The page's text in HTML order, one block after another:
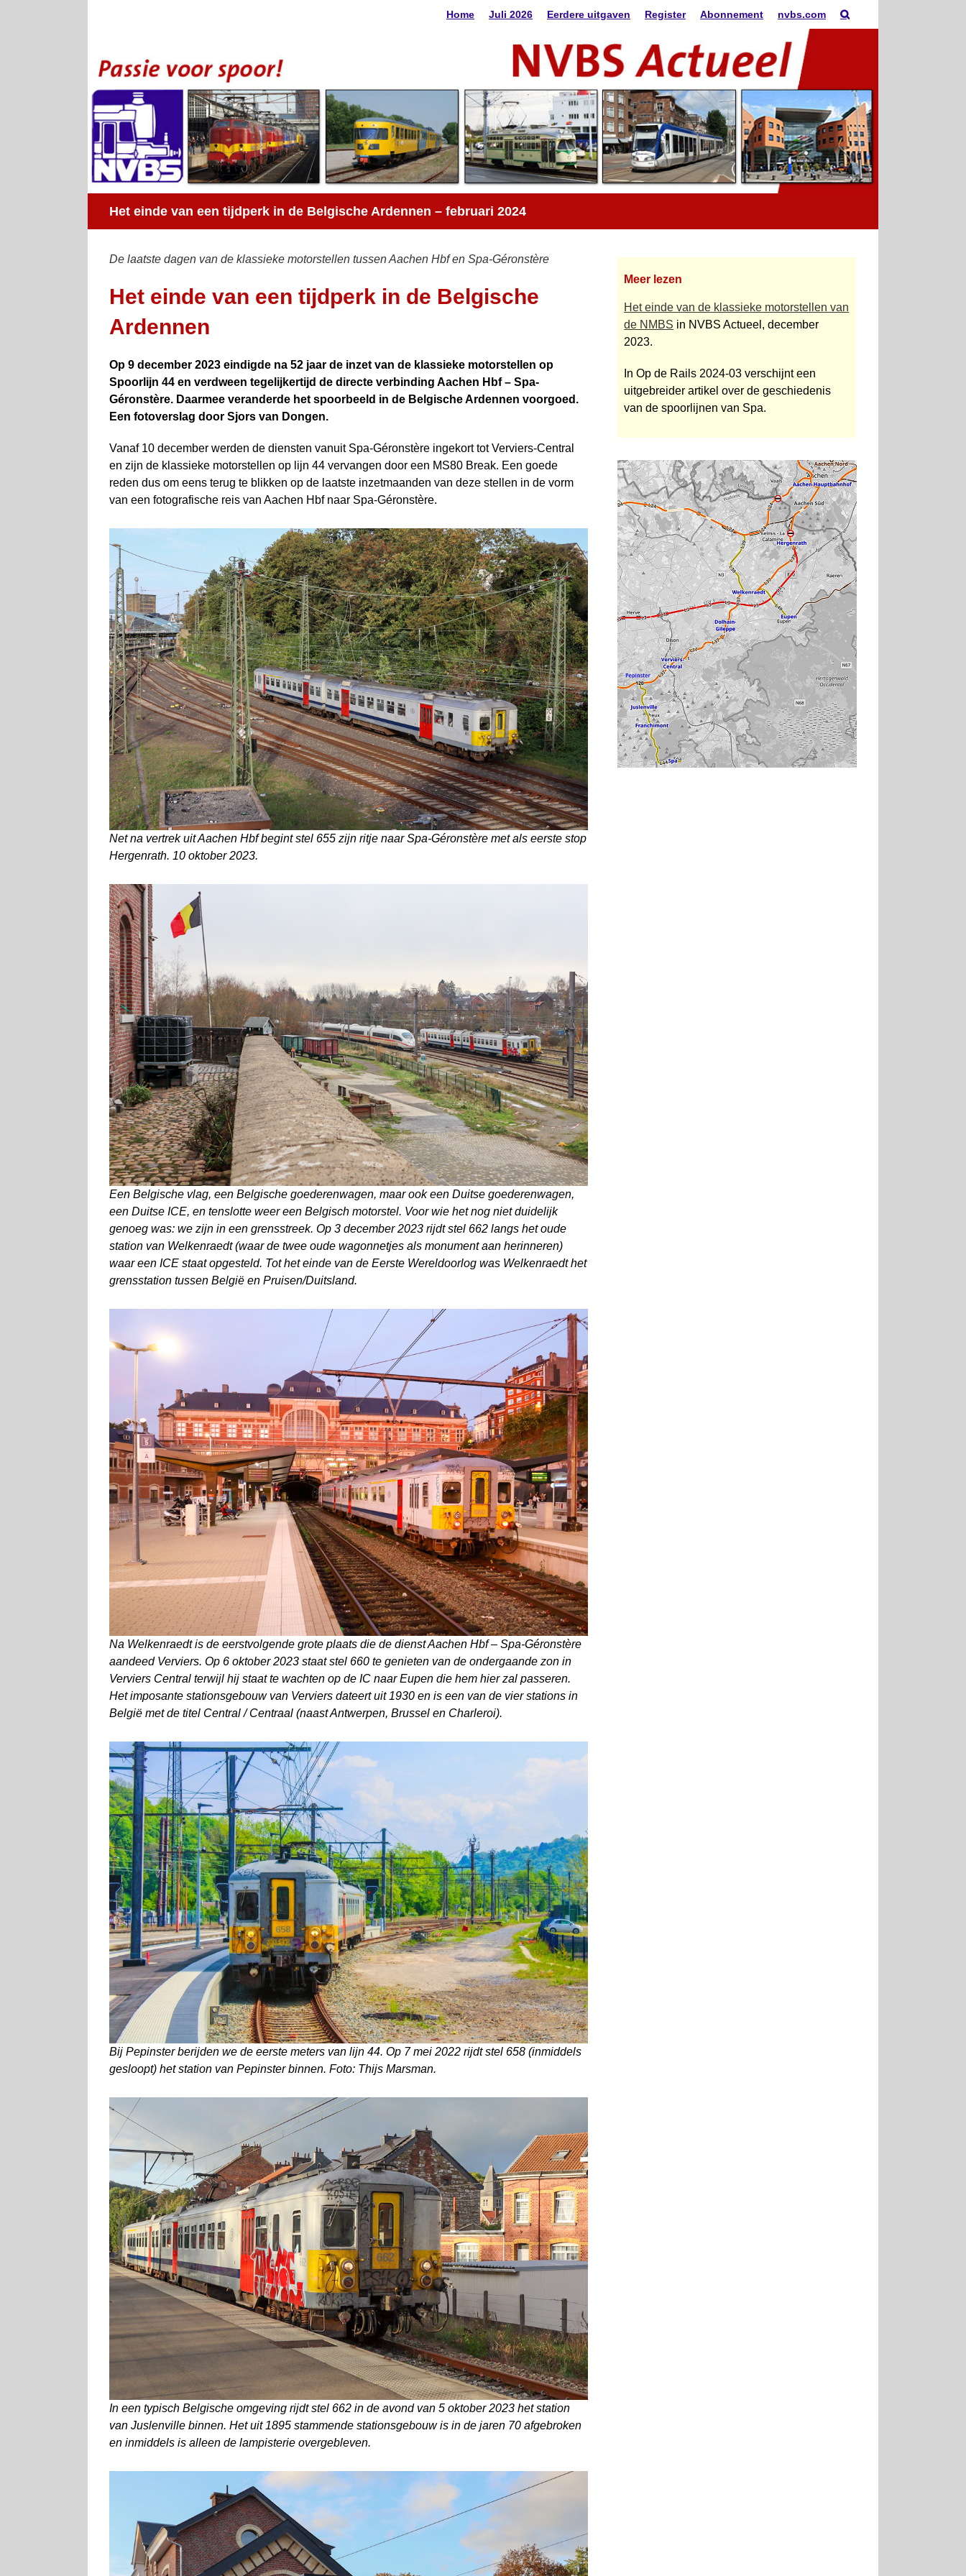
Home Juli 2026 Eerdere uitgaven Register Abonnement nvbs.com
Het einde van een tijdperk in de Belgische Ardennen – februari 2024
De laatste dagen van de klassieke motorstellen tussen Aachen Hbf en Spa-Géronstère
Het einde van een tijdperk in de Belgische
Ardennen
Op 9 december 2023 eindigde na 52 jaar de inzet van de klassieke motorstellen op
Spoorlijn 44 en verdween tegelijkertijd de directe verbinding Aachen Hbf – Spa-
Géronstère. Daarmee veranderde het spoorbeeld in de Belgische Ardennen voorgoed.
Een fotoverslag door Sjors van Dongen.
Vanaf 10 december werden de diensten vanuit Spa-Géronstère ingekort tot Verviers-Central
en zijn de klassieke motorstellen op lijn 44 vervangen door een MS80 Break. Een goede
reden dus om eens terug te blikken op de laatste inzet­maanden van deze stellen in de vorm
van een fotografische reis van Aachen Hbf naar Spa-Géronstère.
Net na vertrek uit Aachen Hbf begint stel 655 zijn ritje naar Spa-Géronstère met als eerste stop
Hergenrath. 10 oktober 2023.
Een Belgische vlag, een Belgische goederenwagen, maar ook een Duitse goederenwagen,
een Duitse ICE, en tenslotte weer een Belgisch motorstel. Voor wie het nog niet duidelijk
genoeg was: we zijn in een grensstreek. Op 3 december 2023 rijdt stel 662 langs het oude
station van Welkenraedt (waar de twee oude wagonnetjes als monument aan herinneren)
waar een ICE staat opgesteld. Tot het einde van de Eerste Wereldoorlog was Welkenraedt het
grensstation tussen België en Pruisen/Duitsland.
Na Welkenraedt is de eerstvolgende grote plaats die de dienst Aachen Hbf – Spa-Géronstère
aandeed Verviers. Op 6 oktober 2023 staat stel 660 te genieten van de ondergaande zon in
Verviers Central terwijl hij staat te wachten op de IC naar Eupen die hem hier zal passeren.
Het imposante stationsgebouw van Verviers dateert uit 1930 en is een van de vier stations in
België met de titel Central / Centraal (naast Antwerpen, Brussel en Charleroi).
Bij Pepinster berijden we de eerste meters van lijn 44. Op 7 mei 2022 rijdt stel 658 (inmiddels
gesloopt) het station van Pepinster binnen. Foto: Thijs Marsman.
In een typisch Belgische omgeving rijdt stel 662 in de avond van 5 oktober 2023 het station
van Juslenville binnen. Het uit 1895 stammende stationsgebouw is in de jaren 70 afgebroken
en inmiddels is alleen de lampisterie overgebleven.
Meer lezen
Het einde van de klassieke motor­stellen van
de NMBS in NVBS Actueel, december
2023.
In Op de Rails 2024-03 verschijnt een
uitgebreider artikel over de ge­schie­denis
van de spoorlijnen van Spa.